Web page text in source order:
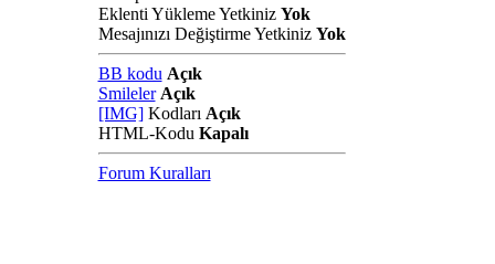
Eklenti Yükleme Yetkiniz Yok
Mesajınızı Değiştirme Yetkiniz Yok
BB kodu Açık
Smileler Açık
[IMG]Kodları Açık
HTML-Kodu Kapalı
Forum Kuralları